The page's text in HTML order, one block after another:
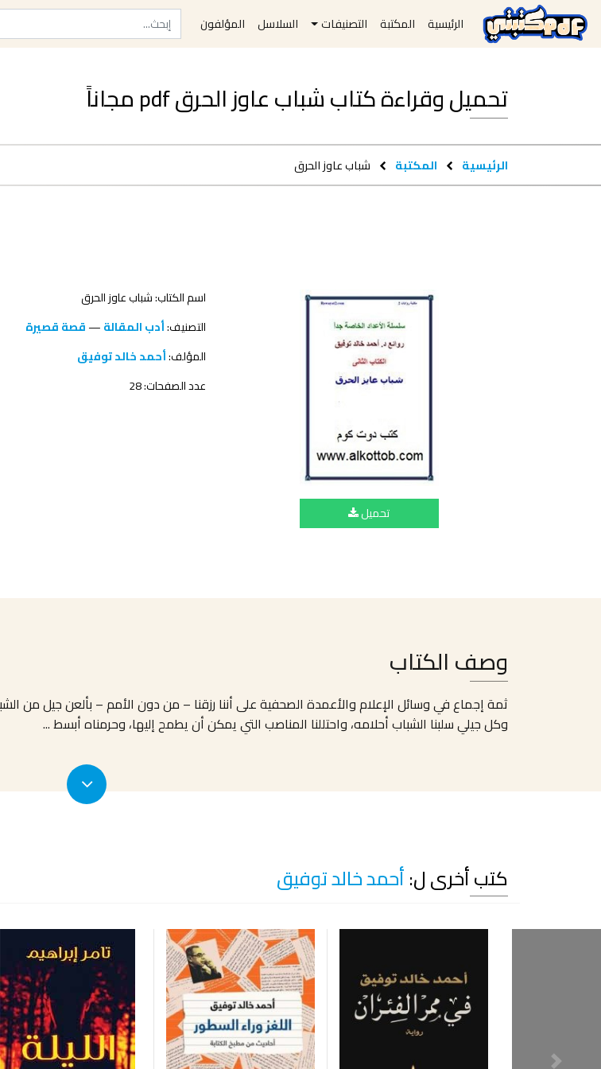
الرئيسية المكتبة التصنيفات السلاسل المؤلفون
تحميل وقراءة كتاب شباب عاوز الحرق pdf مجاناً
الرئيسية المكتبة شباب عاوز الحرق
تحميل
اسم الكتاب: شباب عاوز الحرق
التصنيف:أدب المقالة—قصة قصيرة
المؤلف:أحمد خالد توفيق
عدد الصفحات: 28
وصف الكتاب
ثمة إجماع في وسائل الإعلام والأعمدة الصحفية على أننا رزقنا – من دون الأمم – بألعن جيل من
وكل جيلي سلبنا الشباب أحلامه، واحتللنا المناصب التي يمكن أن يطمح إليها، وحرمناه أبسط...
كتب أخرى ل:أحمد خالد توفيق